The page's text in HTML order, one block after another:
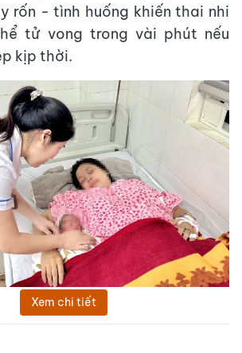
rốn - tình huống khiến thai nhi
tử vong trong vài phút nếu
kịp thời.
Xem chi tiết